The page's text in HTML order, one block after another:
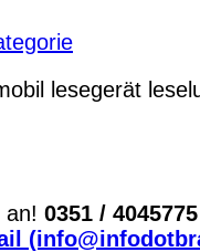
lesegerät
an! 0351 / 4045775